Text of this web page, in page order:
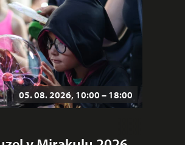
05. 08. 2026, 10:00 – 18:00